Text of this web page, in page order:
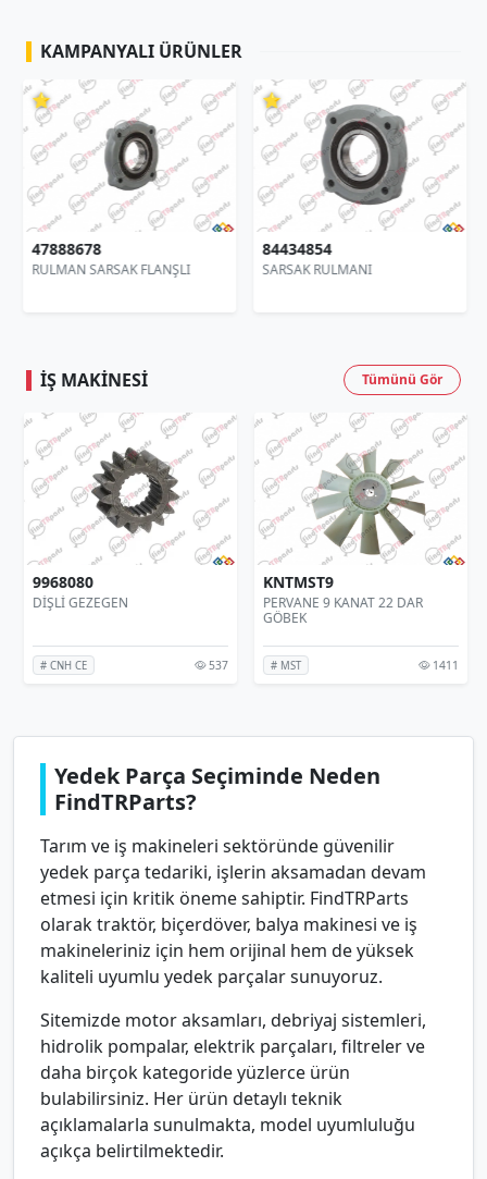
KAMPANYALI ÜRÜNLER
⭐
47888678
RULMAN SARSAK FLANŞLI
⭐
84434854
SARSAK RULMANI
İŞ MAKINESI Tümünü Gör
9968080
DİŞLİ GEZEGEN
# CNH CE 537
KNTMST9
PERVANE 9 KANAT 22 DAR
GÖBEK
# MST 1411
Yedek Parça Seçiminde Neden
FindTRParts?
Tarım ve iş makineleri sektöründe güvenilir
yedek parça tedariki, işlerin aksamadan devam
etmesi için kritik öneme sahiptir. FindTRParts
olarak traktör, biçerdöver, balya makinesi ve iş
makineleriniz için hem orijinal hem de yüksek
kaliteli uyumlu yedek parçalar sunuyoruz.
Sitemizde motor aksamları, debriyaj sistemleri,
hidrolik pompalar, elektrik parçaları, filtreler ve
daha birçok kategoride yüzlerce ürün
bulabilirsiniz. Her ürün detaylı teknik
açıklamalarla sunulmakta, model uyumluluğu
açıkça belirtilmektedir.